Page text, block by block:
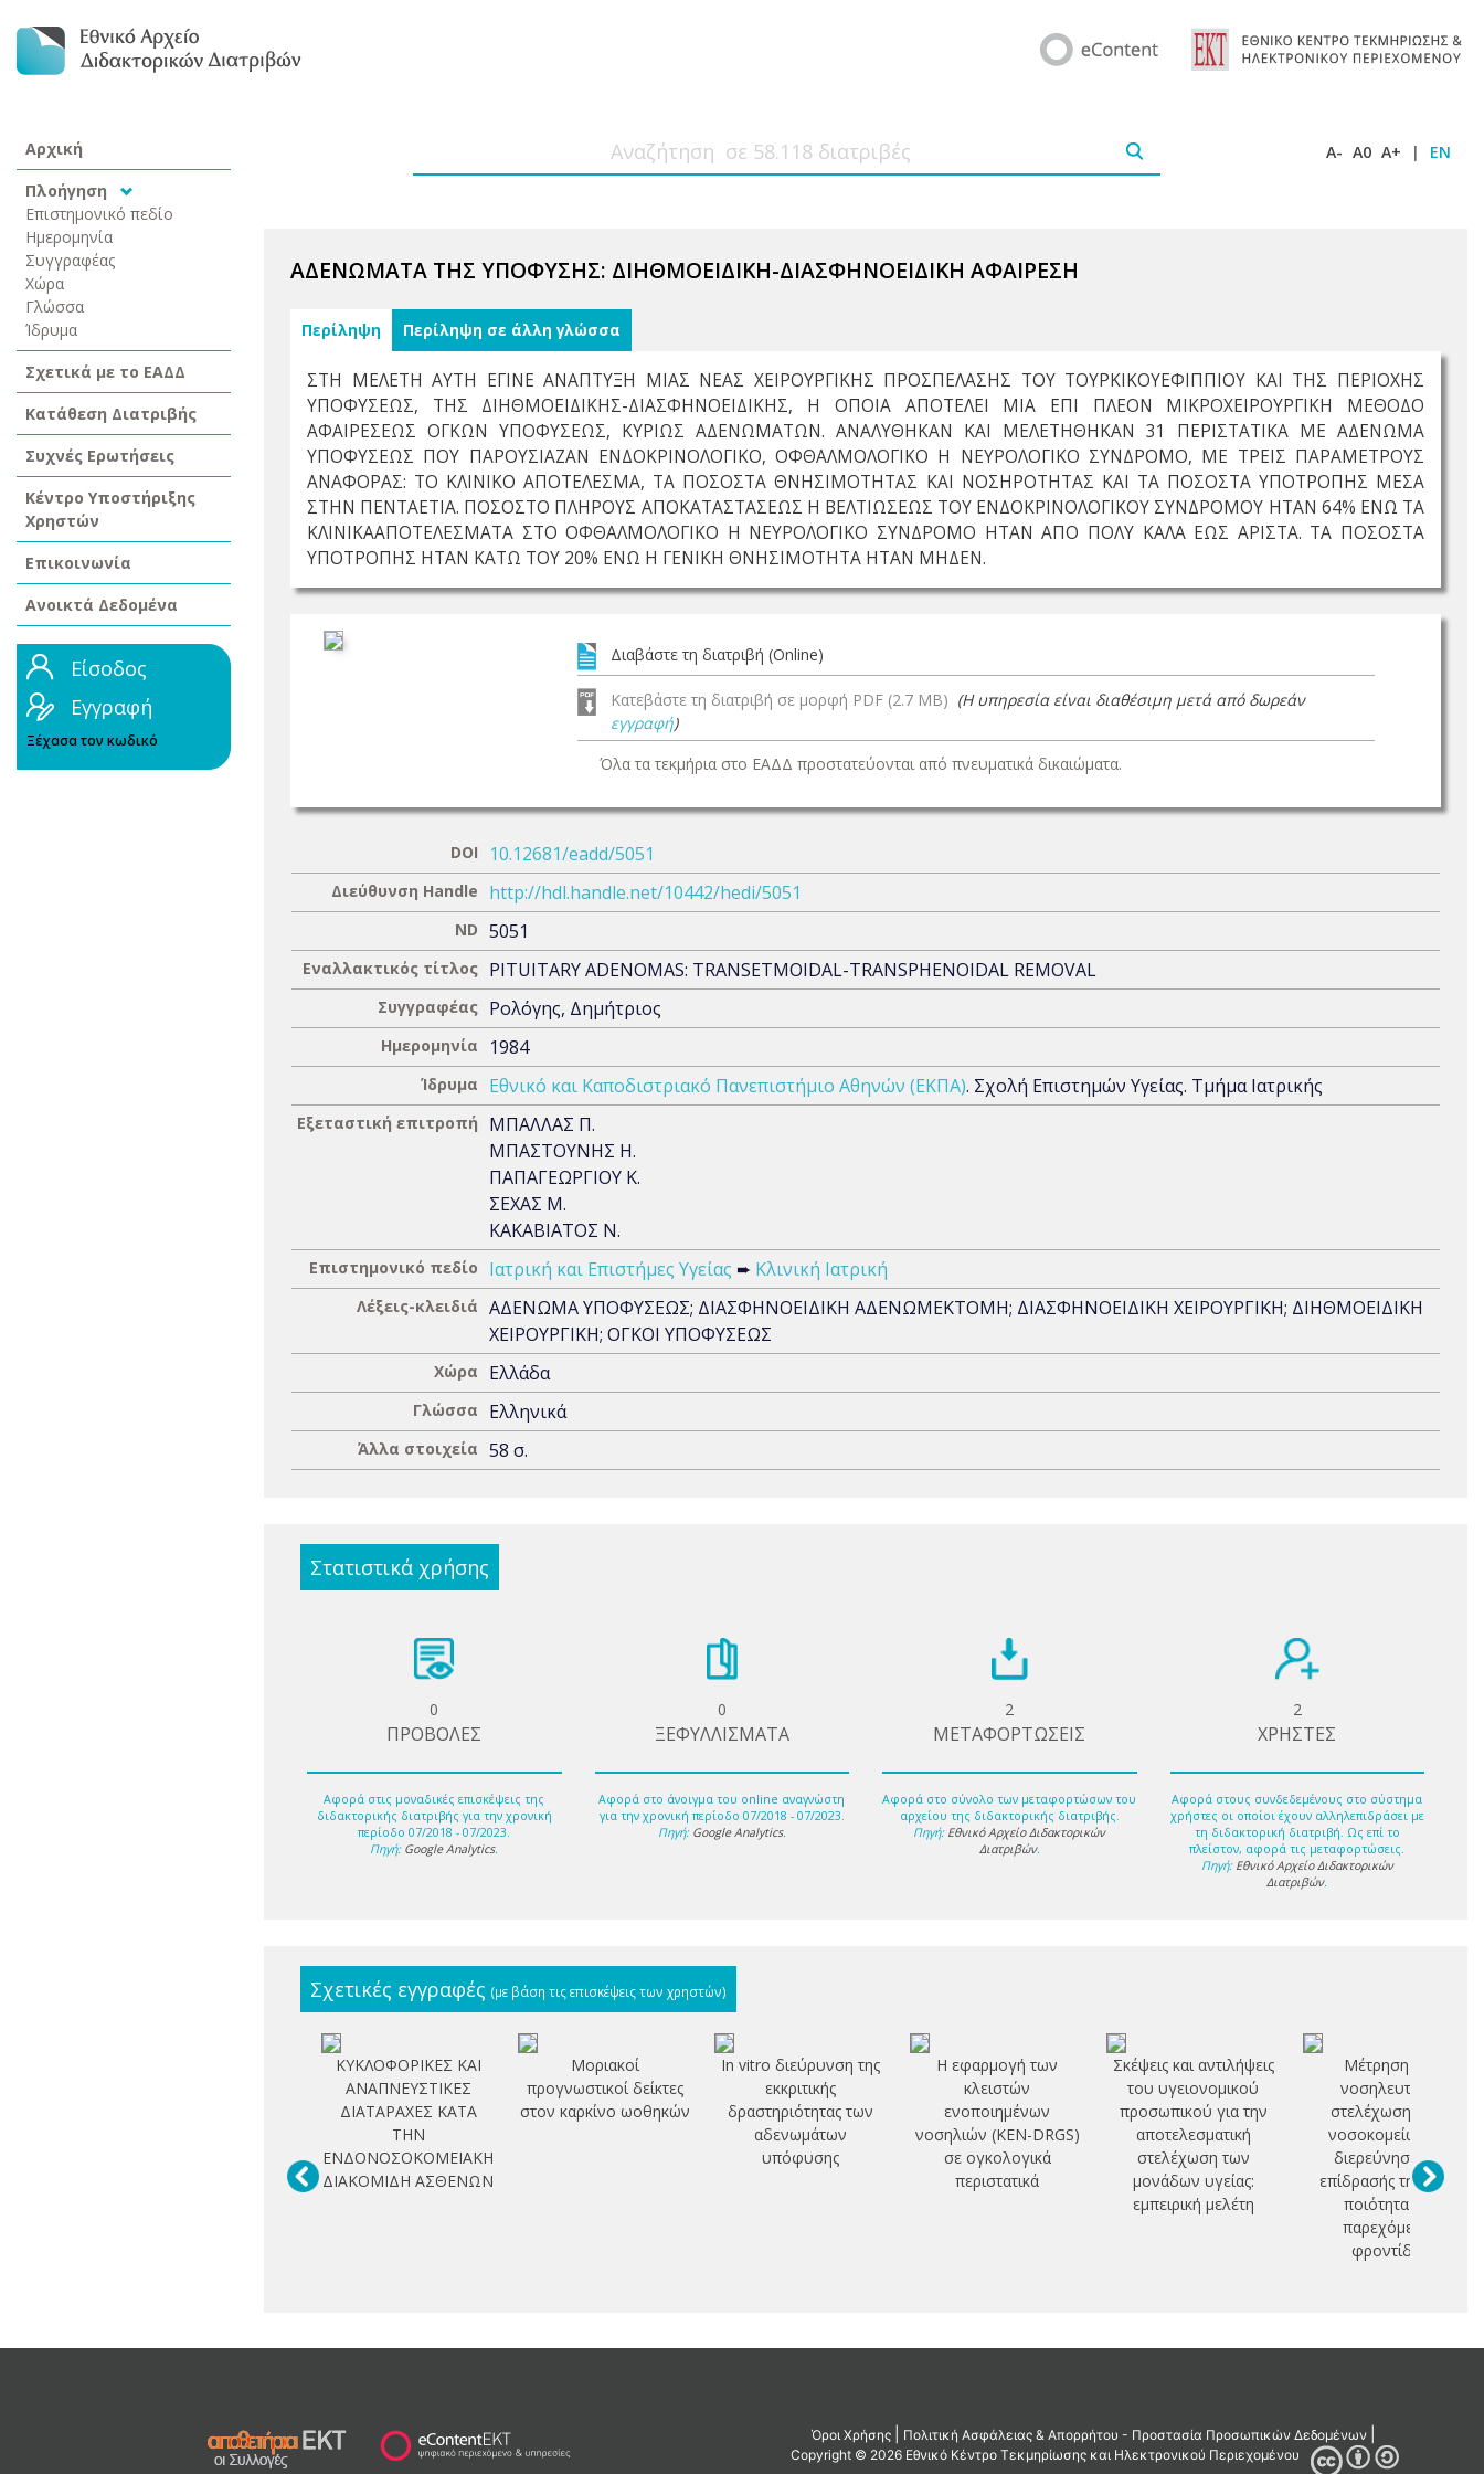
Αρχική
Πλοήγηση
Επιστημονικό πεδίο
Ημερομηνία
Συγγραφέας
Χώρα
Γλώσσα
Ίδρυμα
Σχετικά με το ΕΑΔΔ
Κατάθεση Διατριβής
Συχνές Ερωτήσεις
Κέντρο Υποστήριξης
Χρηστών
Επικοινωνία
Ανοικτά Δεδομένα
Είσοδος
Εγγραφή
Ξέχασα τον κωδικό
A- A0 A+ | EN
ΑΔΕΝΩΜΑΤΑ ΤΗΣ ΥΠΟΦΥΣΗΣ: ΔΙΗΘΜΟΕΙΔΙΚΗ-ΔΙΑΣΦΗΝΟΕΙΔΙΚΗ ΑΦΑΙΡΕΣΗ
Περίληψη Περίληψη σε άλλη γλώσσα
ΣΤΗ ΜΕΛΕΤΗ ΑΥΤΗ ΕΓΙΝΕ ΑΝΑΠΤΥΞΗ ΜΙΑΣ ΝΕΑΣ ΧΕΙΡΟΥΡΓΙΚΗΣ ΠΡΟΣΠΕΛΑΣΗΣ ΤΟΥ ΤΟΥΡΚΙΚΟΥΕΦΙΠΠΙΟΥ ΚΑΙ ΤΗΣ ΠΕΡΙΟΧΗΣ
ΥΠΟΦΥΣΕΩΣ, ΤΗΣ ΔΙΗΘΜΟΕΙΔΙΚΗΣ-ΔΙΑΣΦΗΝΟΕΙΔΙΚΗΣ, Η ΟΠΟΙΑ ΑΠΟΤΕΛΕΙ ΜΙΑ ΕΠΙ ΠΛΕΟΝ ΜΙΚΡΟΧΕΙΡΟΥΡΓΙΚΗ ΜΕΘΟΔΟ
ΑΦΑΙΡΕΣΕΩΣ ΟΓΚΩΝ ΥΠΟΦΥΣΕΩΣ, ΚΥΡΙΩΣ ΑΔΕΝΩΜΑΤΩΝ. ΑΝΑΛΥΘΗΚΑΝ ΚΑΙ ΜΕΛΕΤΗΘΗΚΑΝ 31 ΠΕΡΙΣΤΑΤΙΚΑ ΜΕ ΑΔΕΝΩΜΑ
ΥΠΟΦΥΣΕΩΣ ΠΟΥ ΠΑΡΟΥΣΙΑΖΑΝ ΕΝΔΟΚΡΙΝΟΛΟΓΙΚΟ, ΟΦΘΑΛΜΟΛΟΓΙΚΟ Η ΝΕΥΡΟΛΟΓΙΚΟ ΣΥΝΔΡΟΜΟ, ΜΕ ΤΡΕΙΣ ΠΑΡΑΜΕΤΡΟΥΣ
ΑΝΑΦΟΡΑΣ: ΤΟ ΚΛΙΝΙΚΟ ΑΠΟΤΕΛΕΣΜΑ, ΤΑ ΠΟΣΟΣΤΑ ΘΝΗΣΙΜΟΤΗΤΑΣ ΚΑΙ ΝΟΣΗΡΟΤΗΤΑΣ ΚΑΙ ΤΑ ΠΟΣΟΣΤΑ ΥΠΟΤΡΟΠΗΣ ΜΕΣΑ
ΣΤΗΝ ΠΕΝΤΑΕΤΙΑ. ΠΟΣΟΣΤΟ ΠΛΗΡΟΥΣ ΑΠΟΚΑΤΑΣΤΑΣΕΩΣ Η ΒΕΛΤΙΩΣΕΩΣ ΤΟΥ ΕΝΔΟΚΡΙΝΟΛΟΓΙΚΟΥ ΣΥΝΔΡΟΜΟΥ ΗΤΑΝ 64% ΕΝΩ ΤΑ
ΚΛΙΝΙΚΑΑΠΟΤΕΛΕΣΜΑΤΑ ΣΤΟ ΟΦΘΑΛΜΟΛΟΓΙΚΟ Η ΝΕΥΡΟΛΟΓΙΚΟ ΣΥΝΔΡΟΜΟ ΗΤΑΝ ΑΠΟ ΠΟΛΥ ΚΑΛΑ ΕΩΣ ΑΡΙΣΤΑ. ΤΑ ΠΟΣΟΣΤΑ
ΥΠΟΤΡΟΠΗΣ ΗΤΑΝ ΚΑΤΩ ΤΟΥ 20% ΕΝΩ Η ΓΕΝΙΚΗ ΘΝΗΣΙΜΟΤΗΤΑ ΗΤΑΝ ΜΗΔΕΝ.
Διαβάστε τη διατριβή (Online)
Κατεβάστε τη διατριβή σε μορφή PDF (2.7 MB) (Η υπηρεσία είναι διαθέσιμη μετά από δωρεάν
εγγραφή)
Όλα τα τεκμήρια στο ΕΑΔΔ προστατεύονται από πνευματικά δικαιώματα.
DOI 10.12681/eadd/5051
Διεύθυνση Handle http://hdl.handle.net/10442/hedi/5051
ND 5051
Εναλλακτικός τίτλος PITUITARY ADENOMAS: TRANSETMOIDAL-TRANSPHENOIDAL REMOVAL
Συγγραφέας Ρολόγης, Δημήτριος
Ημερομηνία 1984
Ίδρυμα Εθνικό και Καποδιστριακό Πανεπιστήμιο Αθηνών (ΕΚΠΑ). Σχολή Επιστημών Υγείας. Τμήμα Ιατρικής
Εξεταστική επιτροπή
ΜΠΑΛΛΑΣ Π.
ΜΠΑΣΤΟΥΝΗΣ Η.
ΠΑΠΑΓΕΩΡΓΙΟΥ Κ.
ΣΕΧΑΣ Μ.
ΚΑΚΑΒΙΑΤΟΣ Ν.
Επιστημονικό πεδίο Ιατρική και Επιστήμες Υγείας ➨ Κλινική Ιατρική
Λέξεις-κλειδιά ΑΔΕΝΩΜΑ ΥΠΟΦΥΣΕΩΣ; ΔΙΑΣΦΗΝΟΕΙΔΙΚΗ ΑΔΕΝΩΜΕΚΤΟΜΗ; ΔΙΑΣΦΗΝΟΕΙΔΙΚΗ ΧΕΙΡΟΥΡΓΙΚΗ; ΔΙΗΘΜΟΕΙΔΙΚΗ
ΧΕΙΡΟΥΡΓΙΚΗ; ΟΓΚΟΙ ΥΠΟΦΥΣΕΩΣ
Χώρα Ελλάδα
Γλώσσα Ελληνικά
Άλλα στοιχεία 58 σ.
Στατιστικά χρήσης
0
ΠΡΟΒΟΛΕΣ
Αφορά στις μοναδικές επισκέψεις της
διδακτορικής διατριβής για την χρονική
περίοδο 07/2018 - 07/2023.
Πηγή: Google Analytics.
0
ΞΕΦΥΛΛΙΣΜΑΤΑ
Αφορά στο άνοιγμα του online αναγνώστη
για την χρονική περίοδο 07/2018 - 07/2023.
Πηγή: Google Analytics.
2
ΜΕΤΑΦΟΡΤΩΣΕΙΣ
Αφορά στο σύνολο των μεταφορτώσων του
αρχείου της διδακτορικής διατριβής.
Πηγή: Εθνικό Αρχείο Διδακτορικών
Διατριβών.
2
ΧΡΗΣΤΕΣ
Αφορά στους συνδεδεμένους στο σύστημα
χρήστες οι οποίοι έχουν αλληλεπιδράσει με
τη διδακτορική διατριβή. Ως επί το
πλείστον, αφορά τις μεταφορτώσεις.
Πηγή: Εθνικό Αρχείο Διδακτορικών
Διατριβών.
Σχετικές εγγραφές (με βάση τις επισκέψεις των χρηστών)
ΚΥΚΛΟΦΟΡΙΚΕΣ ΚΑΙ
ΑΝΑΠΝΕΥΣΤΙΚΕΣ
ΔΙΑΤΑΡΑΧΕΣ ΚΑΤΑ
ΤΗΝ
ΕΝΔΟΝΟΣΟΚΟΜΕΙΑΚΗ
ΔΙΑΚΟΜΙΔΗ ΑΣΘΕΝΩΝ
Μοριακοί
προγνωστικοί δείκτες
στον καρκίνο ωοθηκών
In vitro διεύρυνση της
εκκριτικής
δραστηριότητας των
αδενωμάτων
υπόφυσης
Η εφαρμογή των
κλειστών
ενοποιημένων
νοσηλιών (KEN-DRGS)
σε ογκολογικά
περιστατικά
Σκέψεις και αντιλήψεις
του υγειονομικού
προσωπικού για την
αποτελεσματική
στελέχωση των
μονάδων υγείας:
εμπειρική μελέτη
Μέτρηση της
νοσηλευτικής
στελέχωσης των
νοσοκομείων και
διερεύνηση της
επίδρασής της στην
ποιότητα της
παρεχόμενης
φροντίδας